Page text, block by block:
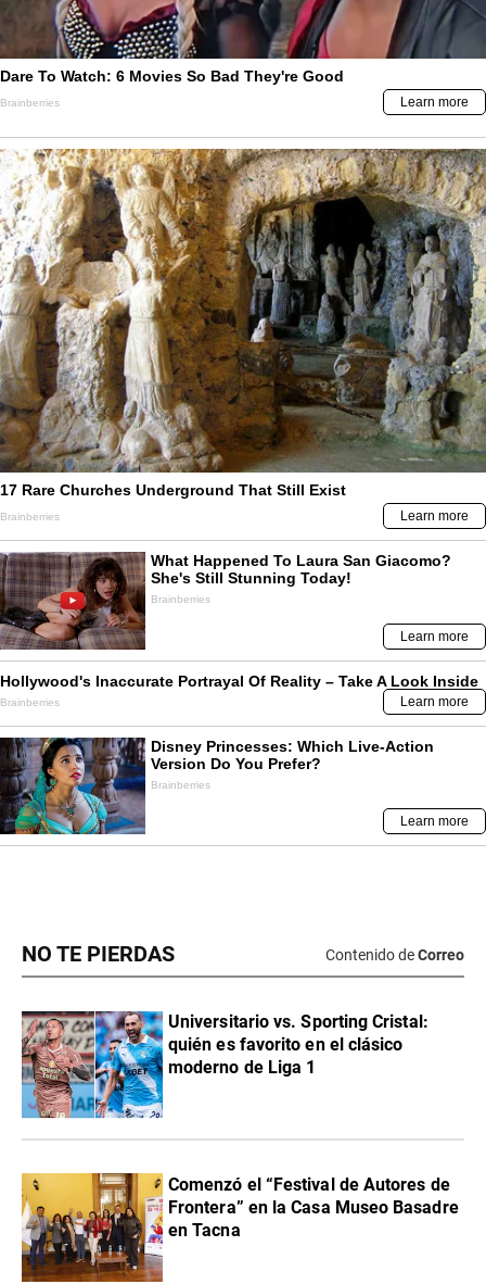
NO TE PIERDAS Contenido deCorreo
Universitario vs. Sporting Cristal:
quién es favorito en el clásico
moderno de Liga 1
Comenzó el “Festival de Autores de
Frontera” en la Casa Museo Basadre
en Tacna